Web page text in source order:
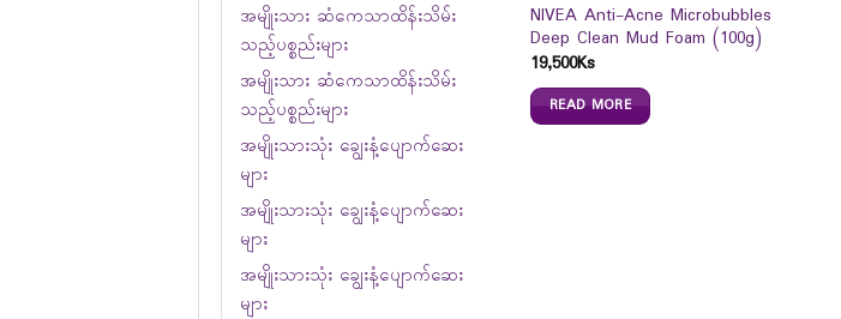
အမျိုးသား ဆံကေသာထိန်းသိမ်း
သည့်ပစ္စည်းများ
အမျိုးသား ဆံကေသာထိန်းသိမ်း
သည့်ပစ္စည်းများ
အမျိုးသားသုံး ချွေးနံ့ပျောက်ဆေး
များ
အမျိုးသားသုံး ချွေးနံ့ပျောက်ဆေး
များ
အမျိုးသားသုံး ချွေးနံ့ပျောက်ဆေး
များ
NIVEA Anti-Acne Microbubbles
Deep Clean Mud Foam (100g)
19,500Ks
READ MORE